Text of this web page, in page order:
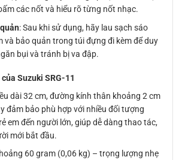
các nốt và hiểu rõ từng nốt nhạc.
: Sau khi sử dụng, hãy lau sạch sáo
và bảo quản trong túi đựng đi kèm để duy
bụi và tránh bị va đập.
Suzuki SRG-11
dài 32 cm, đường kính thân khoảng 2 cm
đảm bảo phù hợp với nhiều đối tượng
em đến người lớn, giúp dễ dàng thao tác,
mới bắt đầu.
60 gram (0,06 kg) – trọng lượng nhẹ